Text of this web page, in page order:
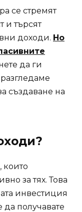
се стремят
и търсят
доходи. Но
да ги
създаване на
които
за тях. Това
инвестиция
получавате